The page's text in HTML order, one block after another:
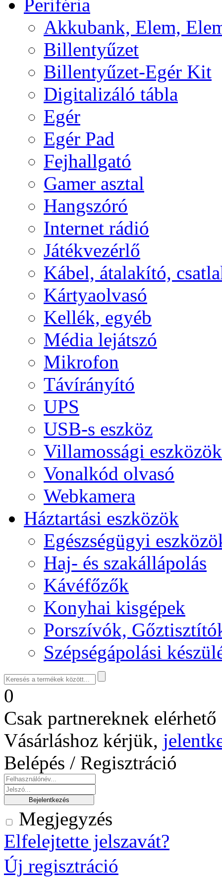
Periféria
Akkubank, Elem,
Billentyűzet
Billentyűzet-Egér Kit
Digitalizáló tábla
Egér
Egér Pad
Fejhallgató
Gamer asztal
Hangszóró
Internet rádió
Játékvezérlő
Kábel, átalakító,
Kártyaolvasó
Kellék, egyéb
Média lejátszó
Mikrofon
Távírányító
UPS
USB-s eszköz
Villamossági eszközök
Vonalkód olvasó
Webkamera
Háztartási eszközök
Egészségügyi
Haj- és szakállápolás
Kávéfőzők
Konyhai kisgépek
Porszívók,
Szépségápolási
0
Csak partnereknek
Vásárláshoz kérjük,
Belépés / Regisztráció
Megjegyzés
Elfelejtette jelszavát?
Új regisztráció